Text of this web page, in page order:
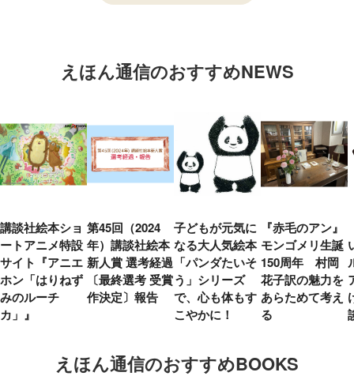
えほん通信のおすすめNEWS
講談社絵本ショ
ートアニメ特設
サイト『アニエ
ホン「はりねず
みのルーチ
カ」』
第45回（2024
年）講談社絵本
新人賞 選考経過
〔最終選考 受賞
作決定〕報告
子どもが元気に
なる大人気絵本
「パンダたいそ
う」シリーズ
で、心も体もす
こやかに！
『赤毛のアン』
モンゴメリ生誕
150周年 村岡
花子訳の魅力を
あらためて考え
る
えほん通信のおすすめBOOKS